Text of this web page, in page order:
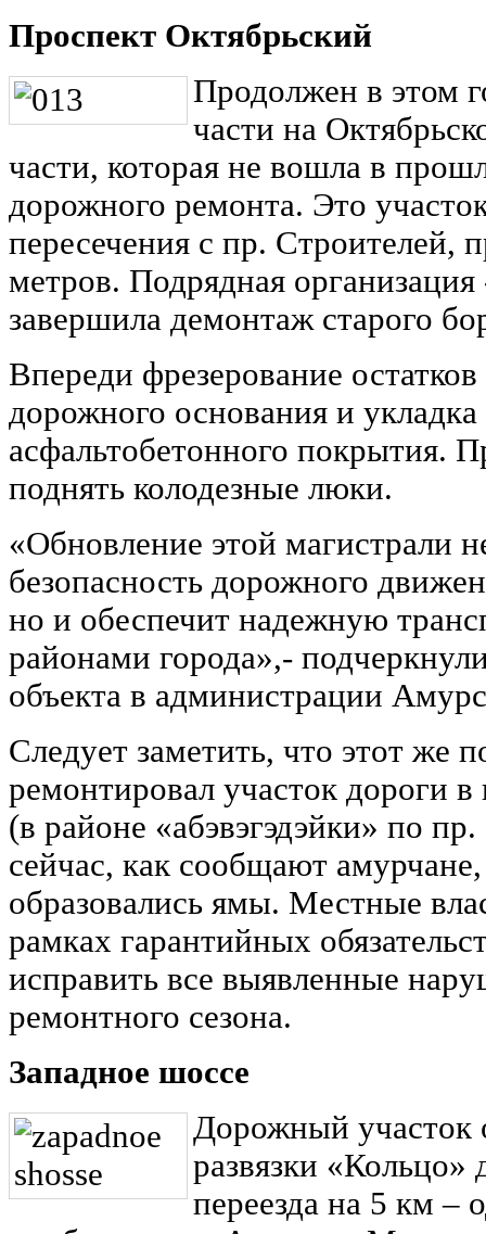
Проспект Октябрьский
Продолжен в этом
части на
части, которая не вошла в
дорожного ремонта. Это
пересечения с пр. Строителей,
метров. Подрядная
завершила демонтаж старого
Впереди фрезерование
дорожного основания и укладка
асфальтобетонного покрытия.
поднять колодезные люки.
«Обновление этой магистрали
безопасность дорожного
но и обеспечит надежную
районами города»,-
объекта в администрации
Следует заметить, что этот же
ремонтировал участок дороги в
(в районе «абэвэгэдэйки» по
сейчас, как сообщают
образовались ямы. Местные
рамках гарантийных
исправить все выявленные
ремонтного сезона.
Западное шоссе
Дорожный участок
развязки «Кольцо»
переезда на 5 км –